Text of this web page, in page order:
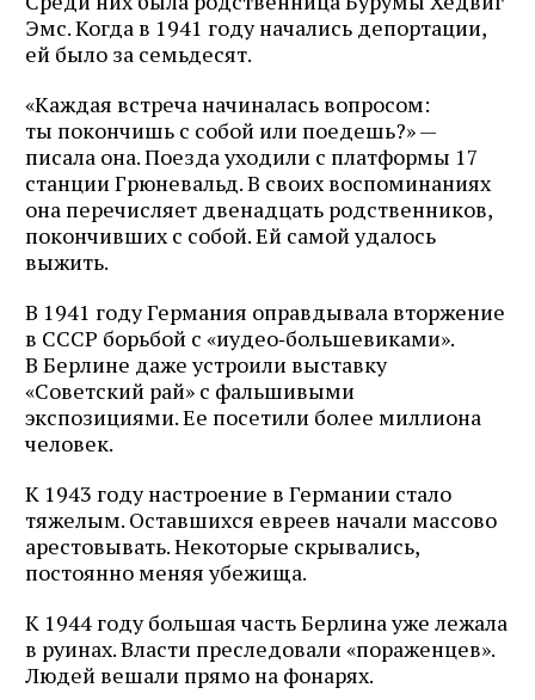
Эмс. Когда в 1941 году начались депортации,
ей было за семьдесят.
«Каждая встреча начиналась вопросом:
ты покончишь с собой или поедешь?» —
писала она. Поезда уходили с платформы 17
станции Грюневальд. В своих воспоминаниях
она перечисляет двенадцать родственников,
покончивших с собой. Ей самой удалось
выжить.
В 1941 году Германия оправдывала вторжение
в СССР борьбой с «иудео‑большевиками».
В Берлине даже устроили выставку
«Советский рай» с фальшивыми
экспозициями. Ее посетили более миллиона
человек.
К 1943 году настроение в Германии стало
тяжелым. Оставшихся евреев начали массово
арестовывать. Некоторые скрывались,
постоянно меняя убежища.
К 1944 году большая часть Берлина уже лежала
в руинах. Власти преследовали «пораженцев».
Людей вешали прямо на фонарях.